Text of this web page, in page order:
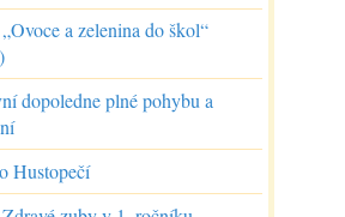
a zelenina do škol“
dopoledne plné pohybu a
Hustopečí